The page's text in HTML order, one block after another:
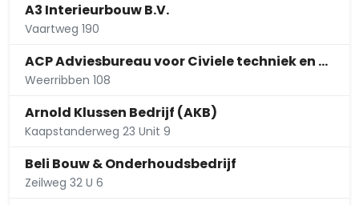
A3 Interieurbouw B.V.
Vaartweg 190
ACP Adviesbureau voor Civiele techniek en Projectmanagement
Weerribben 108
Arnold Klussen Bedrijf (AKB)
Kaapstanderweg 23 Unit 9
Beli Bouw & Onderhoudsbedrijf
Zeilweg 32 U 6